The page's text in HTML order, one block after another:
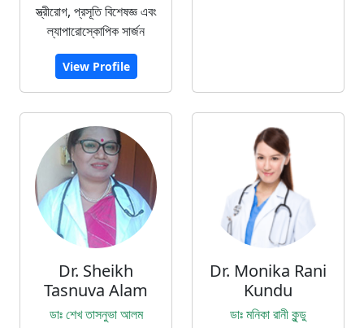
স্ত্রীরোগ, প্রসূতি বিশেষজ্ঞ এবং
ল্যাপারোস্কোপিক সার্জন
View Profile
Dr. Sheikh
Tasnuva Alam
ডাঃ শেখ তাসনুভা আলম
Dr. Monika Rani
Kundu
ডাঃ মনিকা রানী কুন্ডু